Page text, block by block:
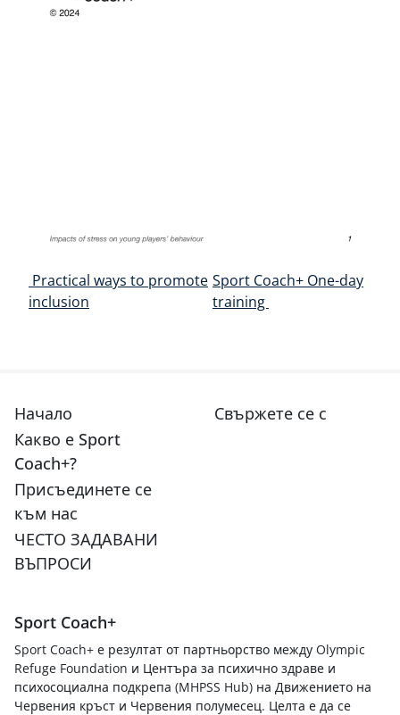
Post navigation
Practical ways to promote
inclusion
Sport Coach+ One-day
training
Начало
Какво е Sport
Coach+?
Присъединете се
към нас
ЧЕСТО ЗАДАВАНИ
ВЪПРОСИ
Свържете се с
Sport Coach+
Sport Coach+ е резултат от партньорство между Olympic
Refuge Foundation и Центъра за психично здраве и
психосоциална подкрепа (MHPSS Hub) на Движението на
Червения кръст и Червения полумесец. Целта е да се